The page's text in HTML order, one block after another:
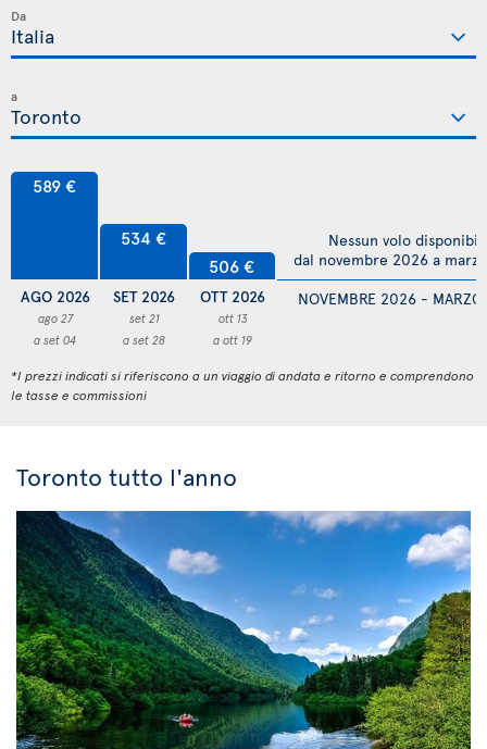
Da
a
589 €
AGO 2026
ago 27
a set 04
534 €
SET 2026
set 21
a set 28
506 €
OTT 2026
ott 13
a ott 19
NOVEMBRE 2026 -
Nessun volo
dal novembre 2026 a
*I prezzi indicati si riferiscono a un viaggio di andata e ritorno e comprendono
le tasse e commissioni
Toronto tutto l'anno